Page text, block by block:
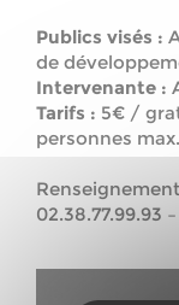
Publics visés :
de
Intervenante :
Tarifs : 5€ /
personnes max.
02.38.77.99.93 –